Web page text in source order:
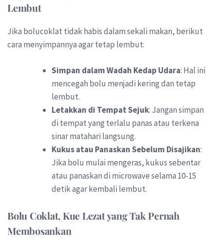
Lembut
Jika bolucoklat tidak habis dalam sekali makan, berikut
cara menyimpannya agar tetap lembut:
Simpan dalam Wadah Kedap Udara: Hal ini
mencegah bolu menjadi kering dan tetap
lembut.
Letakkan di Tempat Sejuk: Jangan simpan
di tempat yang terlalu panas atau terkena
sinar matahari langsung.
Kukus atau Panaskan Sebelum Disajikan:
Jika bolu mulai mengeras, kukus sebentar
atau panaskan di microwave selama 10-15
detik agar kembali lembut.
Bolu Coklat, Kue Lezat yang Tak Pernah
Membosankan